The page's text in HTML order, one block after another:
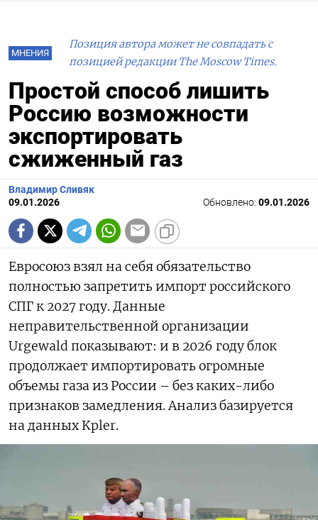
МНЕНИЯ
Позиция автора может не совпадать с
позицией редакции The Moscow Times.
Простой способ лишить
Россию возможности
экспортировать
сжиженный газ
Владимир Сливяк
09.01.2026
Обновлено: 09.01.2026
Евросоюз взял на себя обязательство
полностью запретить импорт российского
СПГ к 2027 году. Данные
неправительственной организации
Urgewald показывают: и в 2026 году блок
продолжает импортировать огромные
объемы газа из России – без каких-либо
признаков замедления. Анализ базируется
на данных Kpler.